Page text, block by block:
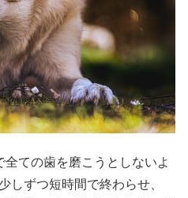
ての歯を磨こうとしないよ
しずつ短時間で終わらせ、